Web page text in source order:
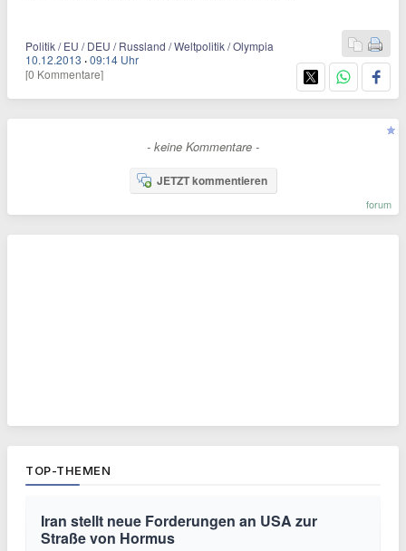
Politik / EU / DEU / Russland / Weltpolitik / Olympia
10.12.2013 ·09:14 Uhr
[0 Kommentare]
- keine Kommentare -
JETZT kommentieren
forum
TOP-THEMEN
Iran stellt neue Forderungen an USA zur
Straße von Hormus